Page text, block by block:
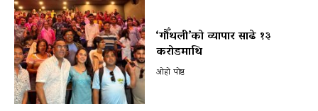
‘गौँथली’को व्यापार साढे १३
करोडमाथि
ओहो पोष्ट